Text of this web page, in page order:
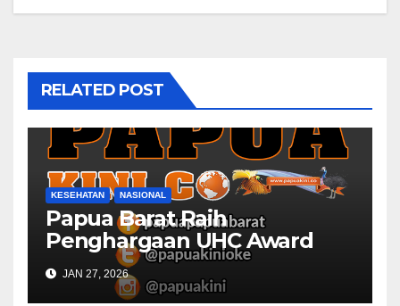
RELATED POST
KESEHATAN NASIONAL
Papua Barat Raih
Penghargaan UHC Award
BPJS Kesehatan
JAN 27, 2026